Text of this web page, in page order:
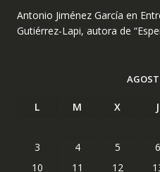
Antonio Jiménez García en
Gutiérrez-Lapi, autora de
L M X J
3
4 5 6
10
11 12